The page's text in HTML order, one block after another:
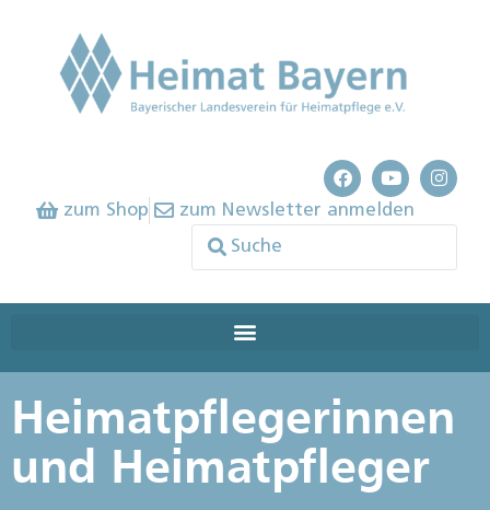
zum Shop zum Newsletter anmelden
Heimatpflegerinnen
und Heimatpfleger